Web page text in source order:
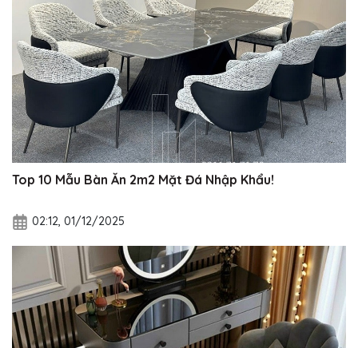
Top 10 Mẫu Bàn Ăn 2m2 Mặt Đá Nhập Khẩu!
02:12, 01/12/2025